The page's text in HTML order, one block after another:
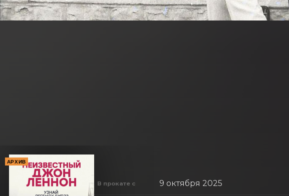
АРХИВ
В прокате с 9 октября 2025